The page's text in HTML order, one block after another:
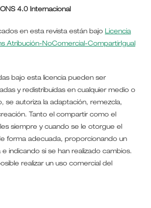
4.0 Internacional
en esta revista están bajo Licencia
Atribución-NoComercial-CompartirIgual
bajo esta licencia pueden ser
y redistribuidas en cualquier medio o
se autoriza la adaptación, remezcla,
Tanto el compartir como el
siempre y cuando se le otorgue el
forma adecuada, proporcionando un
e indicando si se han realizado cambios.
realizar un uso comercial del